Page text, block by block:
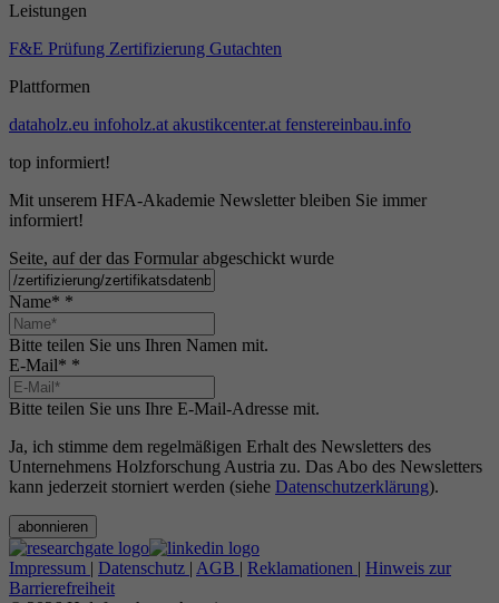
Leistungen
F&E Prüfung Zertifizierung Gutachten
Plattformen
dataholz.eu infoholz.at akustikcenter.at fenstereinbau.info
top informiert!
Mit unserem HFA-Akademie Newsletter bleiben Sie immer
informiert!
Seite, auf der das Formular abgeschickt wurde
Name* *
Bitte teilen Sie uns Ihren Namen mit.
E-Mail* *
Bitte teilen Sie uns Ihre E-Mail-Adresse mit.
Ja, ich stimme dem regelmäßigen Erhalt des Newsletters des
Unternehmens Holzforschung Austria zu. Das Abo des Newsletters
kann jederzeit storniert werden (siehe Datenschutzerklärung).
abonnieren
Impressum | Datenschutz | AGB | Reklamationen | Hinweis zur
Barrierefreiheit